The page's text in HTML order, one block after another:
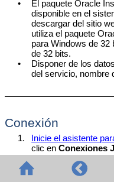
•
El paquete Oracle
disponible en el
descargar del sitio
utiliza el paquete
para Windows de
de 32 bits.
•
Disponer de los
del servicio, nombre
Conexión
1. Inicie el asistente
clic enConexiones
ver una imagen del
2.
En el campo
acceso del archivo